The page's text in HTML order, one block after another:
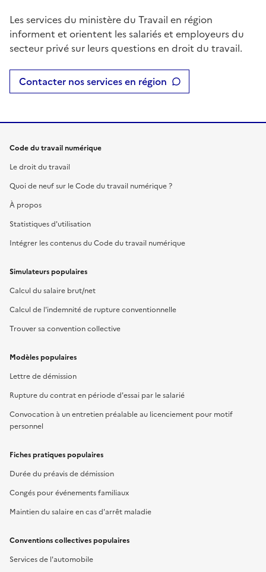
Les services du ministère du Travail en région
informent et orientent les salariés et employeurs du
secteur privé sur leurs questions en droit du travail.
Contacter nos services en région
Code du travail numérique
Le droit du travail
Quoi de neuf sur le Code du travail numérique ?
À propos
Statistiques d'utilisation
Intégrer les contenus du Code du travail numérique
Simulateurs populaires
Calcul du salaire brut/net
Calcul de l'indemnité de rupture conventionnelle
Trouver sa convention collective
Modèles populaires
Lettre de démission
Rupture du contrat en période d'essai par le salarié
Convocation à un entretien préalable au licenciement pour motif
personnel
Fiches pratiques populaires
Durée du préavis de démission
Congés pour événements familiaux
Maintien du salaire en cas d'arrêt maladie
Conventions collectives populaires
Services de l'automobile